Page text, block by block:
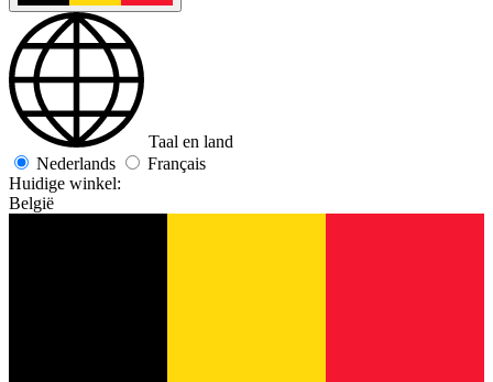
Taal en land
Nederlands
Français
Huidige winkel:
België